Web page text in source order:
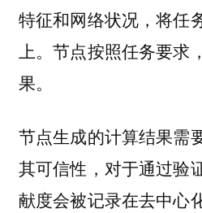
特征和网络状况，将任
上。节点按照任务要求
果。
节点生成的计算结果需
其可信性，对于通过验
献度会被记录在去中心